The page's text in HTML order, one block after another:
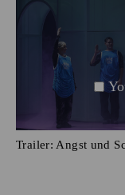
Trailer: Angst und